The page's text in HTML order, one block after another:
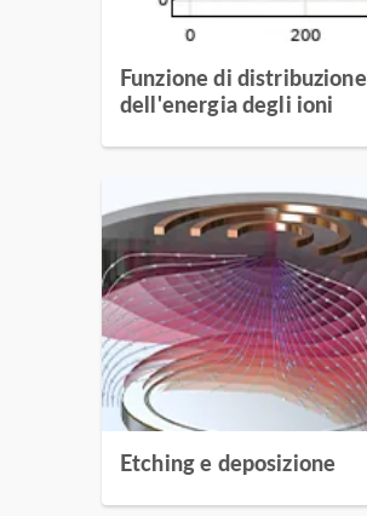
Funzione di distribuzione
dell'energia degli ioni
Etching e deposizione